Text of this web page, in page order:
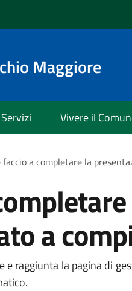
Maggiore
Servizi Vivere il
faccio a completare la
a
raggiunta la pagina di